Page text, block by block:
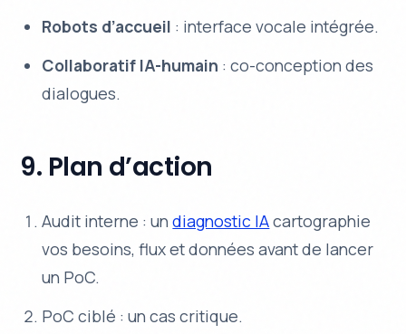
Robots d’accueil : interface vocale intégrée.
Collaboratif IA-humain : co-conception des
dialogues.
9. Plan d’action
Audit interne : undiagnostic IAcartographie
vos besoins, flux et données avant de lancer
un PoC.
PoC ciblé : un cas critique.